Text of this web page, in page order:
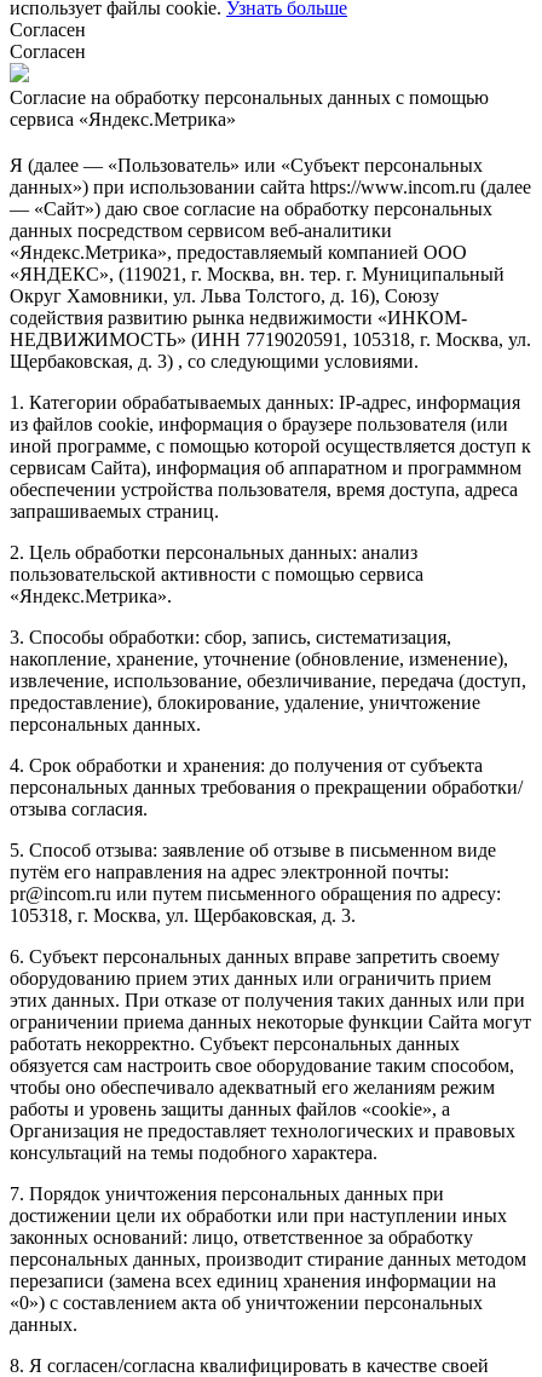
использует файлы cookie. Узнать больше
Согласен
Согласен
Согласие на обработку персональных данных с помощью
сервиса «Яндекс.Метрика»
Я (далее — «Пользователь» или «Субъект персональных
данных») при использовании сайта https://www.incom.ru (далее
— «Сайт») даю свое согласие на обработку персональных
данных посредством сервисом веб-аналитики
«Яндекс.Метрика», предоставляемый компанией ООО
«ЯНДЕКС», (119021, г. Москва, вн. тер. г. Муниципальный
Округ Хамовники, ул. Льва Толстого, д. 16), Союзу
содействия развитию рынка недвижимости «ИНКОМ-
НЕДВИЖИМОСТЬ» (ИНН 7719020591, 105318, г. Москва, ул.
Щербаковская, д. 3) , со следующими условиями.
1. Категории обрабатываемых данных: IP-адрес, информация
из файлов cookie, информация о браузере пользователя (или
иной программе, с помощью которой осуществляется доступ к
сервисам Сайта), информация об аппаратном и программном
обеспечении устройства пользователя, время доступа, адреса
запрашиваемых страниц.
2. Цель обработки персональных данных: анализ
пользовательской активности с помощью сервиса
«Яндекс.Метрика».
3. Способы обработки: сбор, запись, систематизация,
накопление, хранение, уточнение (обновление, изменение),
извлечение, использование, обезличивание, передача (доступ,
предоставление), блокирование, удаление, уничтожение
персональных данных.
4. Срок обработки и хранения: до получения от субъекта
персональных данных требования о прекращении обработки/
отзыва согласия.
5. Способ отзыва: заявление об отзыве в письменном виде
путём его направления на адрес электронной почты:
pr@incom.ru или путем письменного обращения по адресу:
105318, г. Москва, ул. Щербаковская, д. 3.
6. Субъект персональных данных вправе запретить своему
оборудованию прием этих данных или ограничить прием
этих данных. При отказе от получения таких данных или при
ограничении приема данных некоторые функции Сайта могут
работать некорректно. Субъект персональных данных
обязуется сам настроить свое оборудование таким способом,
чтобы оно обеспечивало адекватный его желаниям режим
работы и уровень защиты данных файлов «cookie», а
Организация не предоставляет технологических и правовых
консультаций на темы подобного характера.
7. Порядок уничтожения персональных данных при
достижении цели их обработки или при наступлении иных
законных оснований: лицо, ответственное за обработку
персональных данных, производит стирание данных методом
перезаписи (замена всех единиц хранения информации на
«0») с составлением акта об уничтожении персональных
данных.
8. Я согласен/согласна квалифицировать в качестве своей